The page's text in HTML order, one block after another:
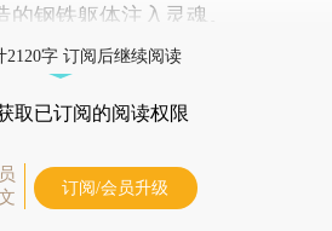
钢铁躯体注入灵魂。
2120字 订阅后继续阅读
取已订阅的阅读权限
订阅/会员升级